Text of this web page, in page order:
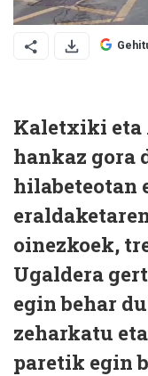
Kaletxiki eta
hankaz gora
hilabeteotan
oinezkoek,
Ugaldera
egin behar
zeharkatu
paretik egin